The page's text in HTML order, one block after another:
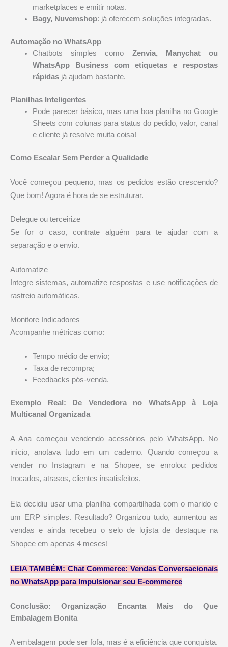
marketplaces e emitir notas.
Bagy, Nuvemshop: já oferecem soluções integradas.
Automação no WhatsApp
Chatbots simples como Zenvia, Manychat ou
WhatsApp Business com etiquetas e respostas
rápidasjá ajudam bastante.
Planilhas Inteligentes
Pode parecer básico, mas uma boa planilha no Google
Sheets com colunas para status do pedido, valor, canal
e cliente já resolve muita coisa!
Como Escalar Sem Perder a Qualidade
Você começou pequeno, mas os pedidos estão crescendo?
Que bom! Agora é hora de se estruturar.
Delegue ou terceirize
Se for o caso, contrate alguém para te ajudar com a
separação e o envio.
Automatize
Integre sistemas, automatize respostas e use notificações de
rastreio automáticas.
Monitore Indicadores
Acompanhe métricas como:
Tempo médio de envio;
Taxa de recompra;
Feedbacks pós-venda.
Exemplo Real: De Vendedora no WhatsApp à Loja
Multicanal Organizada
A Ana começou vendendo acessórios pelo WhatsApp. No
início, anotava tudo em um caderno. Quando começou a
vender no Instagram e na Shopee, se enrolou: pedidos
trocados, atrasos, clientes insatisfeitos.
Ela decidiu usar uma planilha compartilhada com o marido e
um ERP simples. Resultado? Organizou tudo, aumentou as
vendas e ainda recebeu o selo de lojista de destaque na
Shopee em apenas 4 meses!
LEIA TAMBÉM: Chat Commerce: Vendas Conversacionais
no WhatsApp para Impulsionar seu E-commerce
Conclusão: Organização Encanta Mais do Que
Embalagem Bonita
A embalagem pode ser fofa, mas é a eficiência que conquista.